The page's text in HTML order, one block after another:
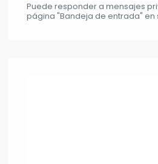
Puede responder a mensajes
página "Bandeja de entrada" en